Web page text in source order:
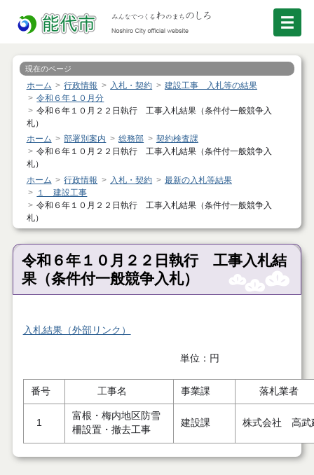
現在のページ
ホーム 行政情報 入札・契約
建設工事 入札等の結果
令和６年１０月分
令和６年１０月２２日執行 工事入札結果（条件付一般競争入
札）
ホーム
部署別案内 総務部
契約検査課
令和６年１０月２２日執行 工事入札結果（条件付一般競争入
札）
ホーム
行政情報 入札・契約
最新の入札等結果
１ 建設工事
令和６年１０月２２日執行 工事入札結果（条件付一般競争入
札）
令和６年１０月２２日執行 工事入札結
果（条件付一般競争入札）
入札結果（外部リンク）
単位：円
番号 工事名 事業課 落札業者
1
富根・梅内地区防雪
柵設置・撤去工事
建設課 株式会社 高武